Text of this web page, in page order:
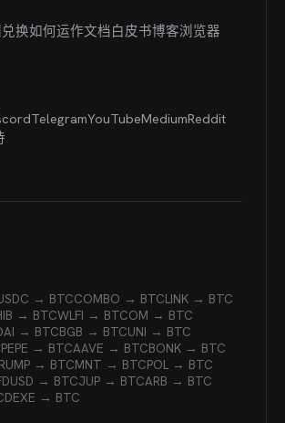
兑换如何运作文档白皮书博客浏览器
TelegramYouTubeMediumReddit
→ BTCCOMBO → BTCLINK → BTC
→ BTCWLFI → BTCOM → BTC
→ BTCBGB → BTCUNI → BTC
PEPE → BTCAAVE → BTCBONK → BTC
→ BTCMNT → BTCPOL → BTC
→ BTCJUP → BTCARB → BTC
DEXE → BTC